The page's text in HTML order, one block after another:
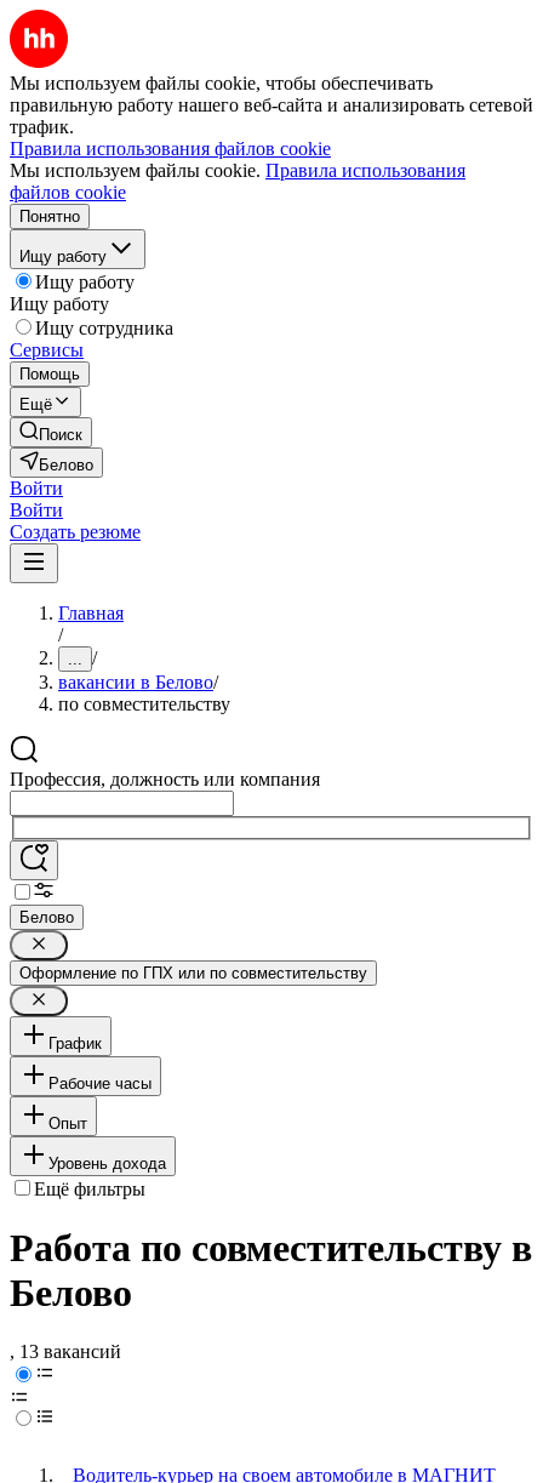
Мы используем файлы cookie, чтобы обеспечивать
правильную работу нашего веб-сайта и анализировать сетевой
трафик.
Правила использования файлов cookie
Мы используем файлы cookie. Правила использования
файлов cookie
Понятно
Ищу работу
Ищу работу
Ищу работу
Ищу сотрудника
Сервисы
Помощь
Ещё
Поиск
Белово
Войти
Войти
Создать резюме
Главная
/
... /
вакансии в Белово/
по совместительству
Профессия, должность или компания
Белово
Оформление по ГПХ или по совместительству
График
Рабочие часы
Опыт
Уровень дохода
Ещё фильтры
Работа по совместительству в
Белово
, 13 вакансий
Водитель-курьер на своем автомобиле в МАГНИТ